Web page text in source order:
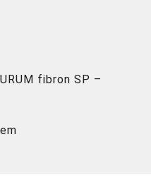
fibron SP –